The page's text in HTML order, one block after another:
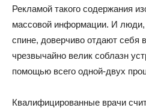
Рекламой такого содержания
массовой информации. И
спине, доверчиво отдают себя
чрезвычайно велик соблазн
помощью всего одной-двух
Квалифицированные врачи